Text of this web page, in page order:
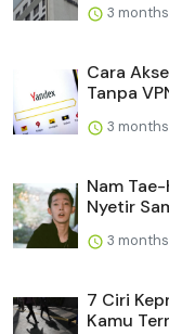
3
Cara
Tanpa
3
Nam
Nyetir
3
7 Ciri
Kamu